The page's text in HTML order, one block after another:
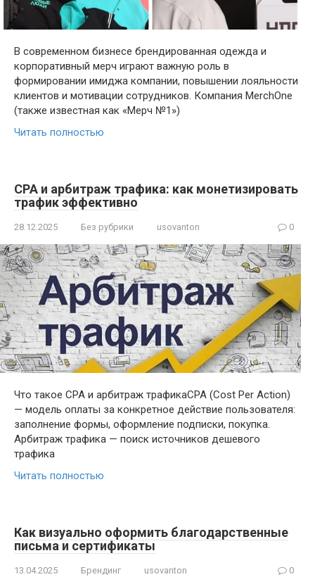
В современном бизнесе брендированная одежда и
корпоративный мерч играют важную роль в
формировании имиджа компании, повышении лояльности
клиентов и мотивации сотрудников. Компания MerchOne
(также известная как «Мерч №1»)
Читать полностью
СРА и арбитраж трафика: как монетизировать
трафик эффективно
28.12.2025 Без рубрики usovanton 0
Что такое СРА и арбитраж трафикаCPA (Cost Per Action)
— модель оплаты за конкретное действие пользователя:
заполнение формы, оформление подписки, покупка.
Арбитраж трафика — поиск источников дешевого
трафика
Читать полностью
Как визуально оформить благодарственные
письма и сертификаты
13.04.2025 Брендинг usovanton 0